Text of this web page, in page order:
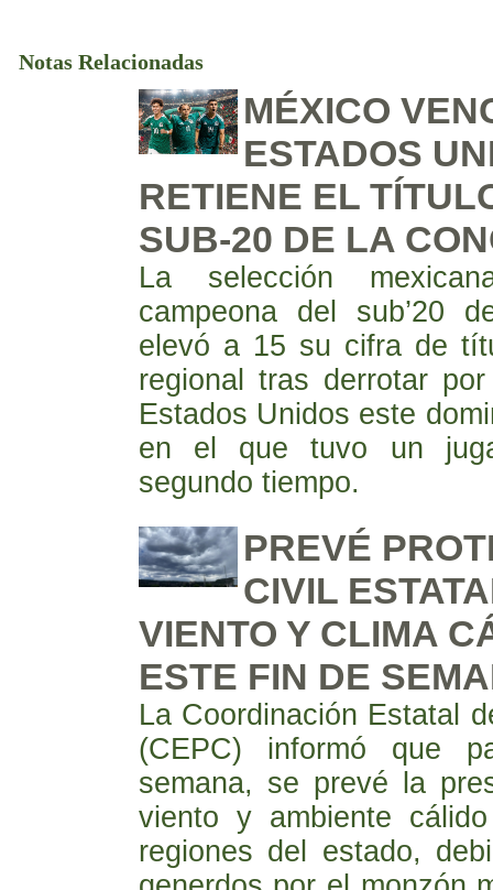
Notas Relacionadas
MÉXICO
ESTADOS
RETIENE EL
SUB-20 DE LA
La selección
campeona del sub’20
elevó a 15 su cifra de
regional tras derrotar
Estados Unidos este
en el que tuvo un
segundo tiempo.
PREVÉ
CIVIL
VIENTO Y CLIMA
ESTE FIN DE
La Coordinación Estatal
(CEPC) informó que
semana, se prevé la
viento y ambiente
regiones del estado,